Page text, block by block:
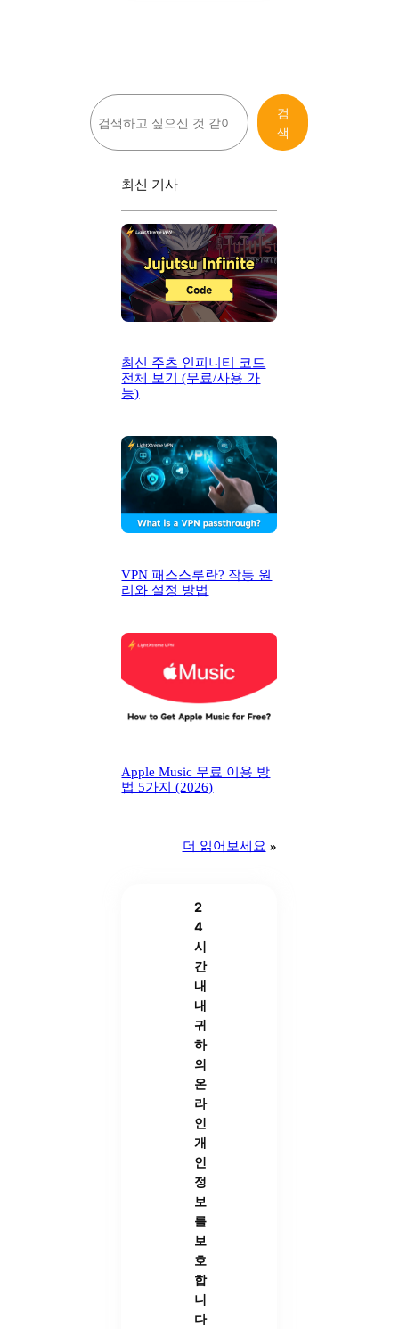
검
색
검
색
최신 기사
최신 주츠 인피니티 코드
전체 보기 (무료/사용 가
능)
VPN 패스스루란? 작동 원
리와 설정 방법
Apple Music 무료 이용 방
법 5가지 (2026)
더 읽어보세요 »
2
4
시
간
내
내
귀
하
의
온
라
인
개
인
정
보
를
보
호
합
니
다